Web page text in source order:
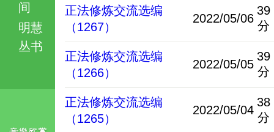
间
明慧
丛书
正法修炼交流选编
（1267）
2022/05/06
39
分
正法修炼交流选编
（1266）
2022/05/05
39
分
正法修炼交流选编
（1265）
2022/05/04
38
分